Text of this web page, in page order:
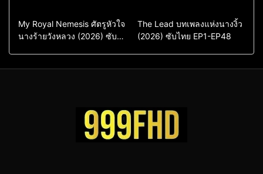
ซีรี่ย์เกาหลีพากย์ไทย
ซีรี่ย์เกาหลีซับไทย
Comedy
Drama
Sci-Fi & Fantasy
My Royal Nemesis ศัตรูหัวใจ
นางร้ายวังหลวง (2026) ซับ
Drama
ซีรี่ย์จีน
ซีรี่ย์จีนซับไทย
The Lead บทเพลงแห่งนางงิ้ว
(2026) ซับไทย EP1-EP48